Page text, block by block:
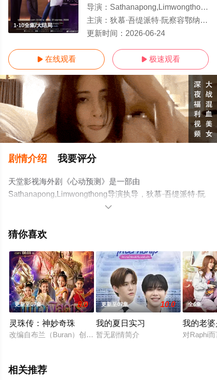
1-10全集/大结局
导演： Sathanapong,Limwongthong
主演： 狄慕·吾缇派特·阮察容鄂纳睿叱缇,普拉亚·帕东苏克,查纳甘·彭斯里旺,
更新时间： 2026-06-24
 在线观看  极速观看
剧情介绍 我要评分
天堂影视海外剧《心动预测》是一部由
Sathanapong,Limwongthong导演执导，狄慕·吾缇派特·阮
察容鄂纳睿叱缇,普拉亚·帕东苏克,查纳甘·彭斯里旺,等演员
集），手机免费观看高清未删减完整版电视剧全集就上天
剧情网等平台了解。

猜你喜欢
更新至07集 8.0
灵珠传：神妙奇珠
改编自布兰（Buran）创作的民间故事《Kaeo Phitsadan》。
更新至07集 10.0
我的夏日实习
暂无剧情简介
全6集
我的老
对Raphi
相关推荐